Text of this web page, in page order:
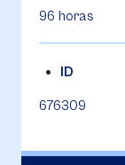
96 horas
ID
676309